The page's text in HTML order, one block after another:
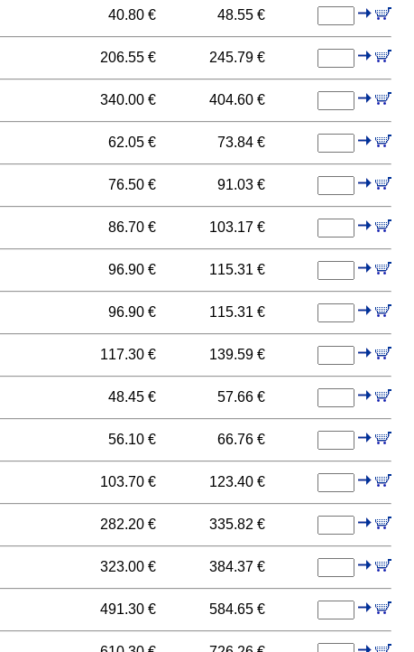
40.80 € 48.55 €
206.55 € 245.79 €
340.00 € 404.60 €
62.05 € 73.84 €
76.50 € 91.03 €
86.70 € 103.17 €
96.90 € 115.31 €
96.90 € 115.31 €
117.30 € 139.59 €
48.45 € 57.66 €
56.10 € 66.76 €
103.70 € 123.40 €
282.20 € 335.82 €
323.00 € 384.37 €
491.30 € 584.65 €